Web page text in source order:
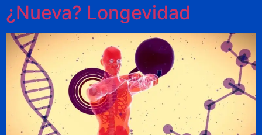
¿Nueva? Longevidad